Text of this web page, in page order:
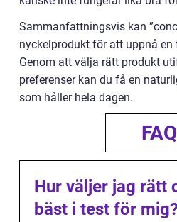
Sammanfattningsvis kan
nyckelprodukt för att uppnå
Genom att välja rätt produkt
preferenser kan du få en
som håller hela dagen.
FAQ
Hur väljer jag rätt
bäst i test för mig?